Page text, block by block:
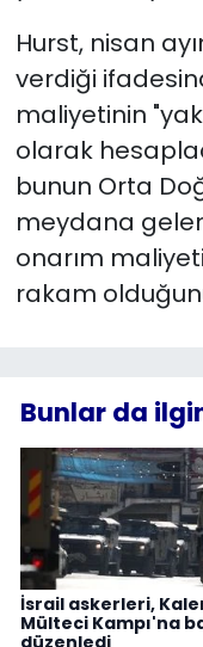
Hurst, nisan
verdiği
maliyetinin
olarak
bunun Orta
meydana
onarım
rakam
Bunlar da
İsrail askerleri,
Mülteci Kampı'na